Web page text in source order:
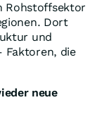
Rohstoffsektor
Dort
und
Faktoren, die
neue